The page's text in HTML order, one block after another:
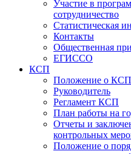
Участие в
сотрудничество
Статистическая
Контакты
Общественная
ЕГИССО
КСП
Положение о КСП
Руководитель
Регламент КСП
План работы на
Отчеты и
контрольных
Положение о